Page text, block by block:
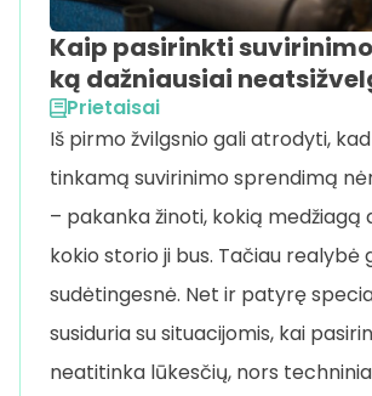
Kaip pasirinkti
ką dažniausiai
Prietaisai
Iš pirmo žvilgsnio gali atrodyti,
tinkamą suvirinimo sprendimą
– pakanka žinoti, kokią medžiagą
kokio storio ji bus. Tačiau realybė
sudėtingesnė. Net ir patyrę
susiduria su situacijomis, kai
neatitinka lūkesčių, nors